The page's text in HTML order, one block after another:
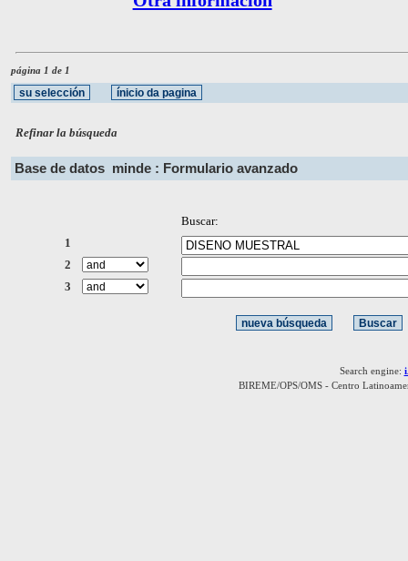
página 1 de 1
Refinar la búsqueda
Base de datos minde : Formulario avanzado
Buscar:
1
2
3
Search engine:
BIREME/OPS/OMS - Centro